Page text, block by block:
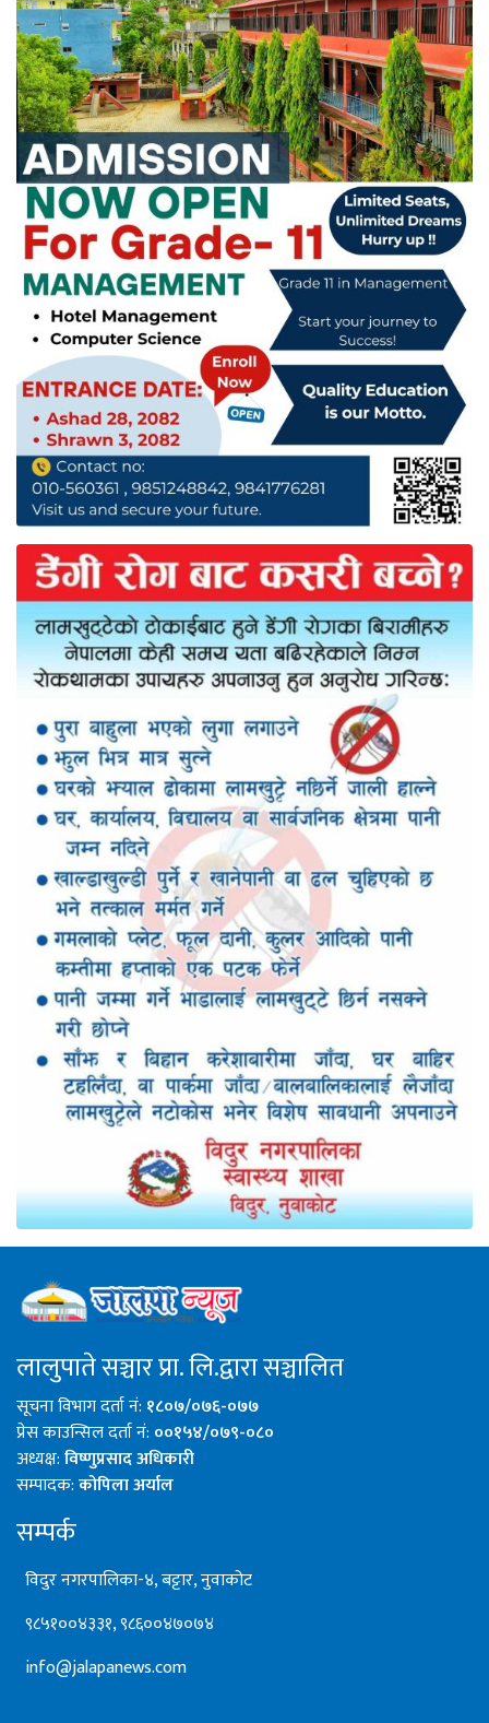
लालुपाते सञ्चार प्रा. लि.द्वारा सञ्चालित
सूचना विभाग दर्ता नं: १८०७/०७६-०७७
प्रेस काउन्सिल दर्ता नं: ००१५४/०७९-०८०
अध्यक्ष:विष्णुप्रसाद अधिकारी
सम्पादक:कोपिला अर्याल
सम्पर्क
विदुर नगरपालिका-४, बट्टार, नुवाकोट
९८५१००४३३१, ९८६००४७०७४
info@jalapanews.com